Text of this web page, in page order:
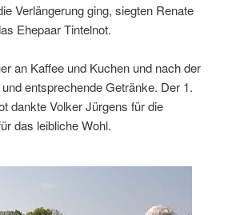
Verlängerung ging, siegten Renate
Ehepaar Tintelnot.
an Kaffee und Kuchen und nach der
entsprechende Getränke. Der 1.
dankte Volker Jürgens für die
das leibliche Wohl.